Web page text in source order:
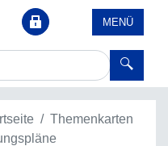
MENÜ
Themenkarten